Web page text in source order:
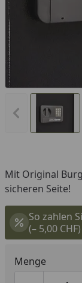
Vorheriges
Mit Original
sicheren Seite!
So zahlen
(– 5,00 CHF)
Menge